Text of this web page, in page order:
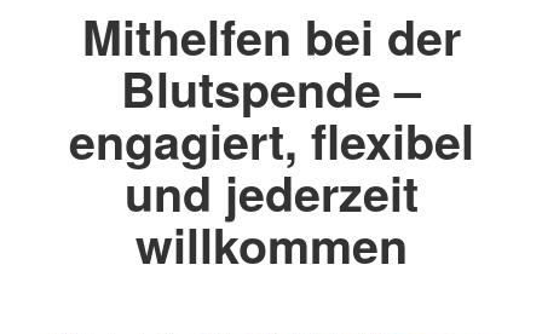
Mithelfen bei der
Blutspende –
engagiert, flexibel
und jederzeit
willkommen